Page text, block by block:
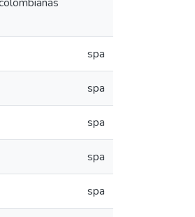
spa
spa
spa
spa
spa